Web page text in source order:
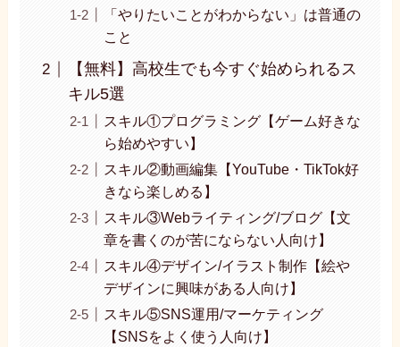
「やりたいことがわからない」は普通の
こと
【無料】高校生でも今すぐ始められるス
キル5選
スキル①プログラミング【ゲーム好きな
ら始めやすい】
スキル②動画編集【YouTube・TikTok好
きなら楽しめる】
スキル③Webライティング/ブログ【文
章を書くのが苦にならない人向け】
スキル④デザイン/イラスト制作【絵や
デザインに興味がある人向け】
スキル⑤SNS運用/マーケティング
【SNSをよく使う人向け】